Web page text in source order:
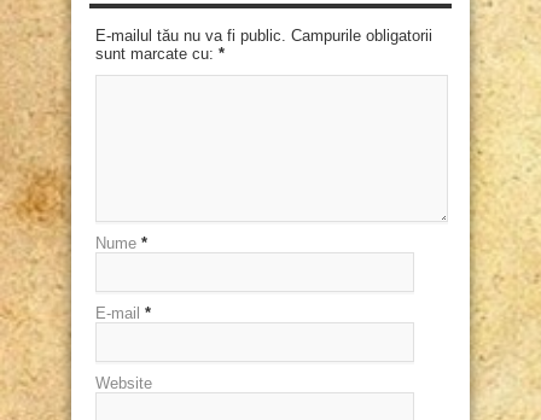
E-mailul tău nu va fi public. Campurile obligatorii
sunt marcate cu: *
Nume *
E-mail *
Website